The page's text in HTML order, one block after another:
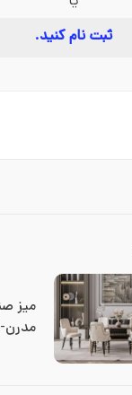
ثبت نام کنید.
مدرن-2025-12